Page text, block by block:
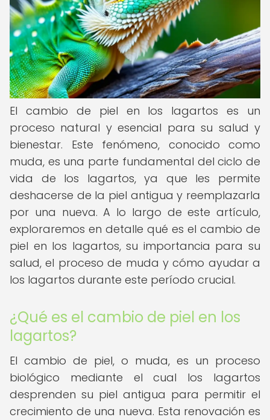
El cambio de piel en los lagartos es un
proceso natural y esencial para su salud y
bienestar. Este fenómeno, conocido como
muda, es una parte fundamental del ciclo de
vida de los lagartos, ya que les permite
deshacerse de la piel antigua y reemplazarla
por una nueva. A lo largo de este artículo,
exploraremos en detalle qué es el cambio de
piel en los lagartos, su importancia para su
salud, el proceso de muda y cómo ayudar a
los lagartos durante este período crucial.
¿Qué es el cambio de piel en los
lagartos?
El cambio de piel, o muda, es un proceso
biológico mediante el cual los lagartos
desprenden su piel antigua para permitir el
crecimiento de una nueva. Esta renovación es